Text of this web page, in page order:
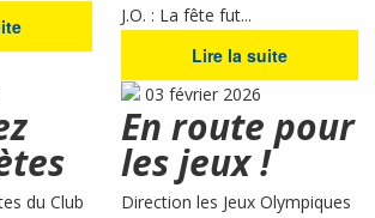
J.O. : La fête fut...
Lire la suite
du Club
03 février 2026
En route pour
les jeux !
Direction les Jeux Olympiques